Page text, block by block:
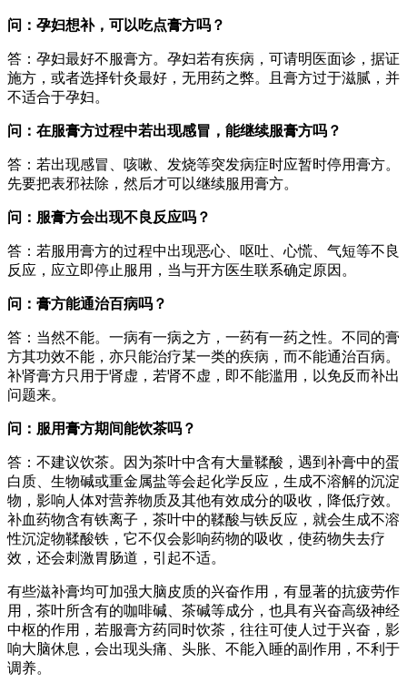
问：孕妇想补，可以吃点膏方吗？
答：孕妇最好不服膏方。孕妇若有疾病，可请明医面诊，据证
施方，或者选择针灸最好，无用药之弊。且膏方过于滋腻，并
不适合于孕妇。
问：在服膏方过程中若出现感冒，能继续服膏方吗？
答：若出现感冒、咳嗽、发烧等突发病症时应暂时停用膏方。
先要把表邪祛除，然后才可以继续服用膏方。
问：服膏方会出现不良反应吗？
答：若服用膏方的过程中出现恶心、呕吐、心慌、气短等不良
反应，应立即停止服用，当与开方医生联系确定原因。
问：膏方能通治百病吗？
答：当然不能。一病有一病之方，一药有一药之性。不同的膏
方其功效不能，亦只能治疗某一类的疾病，而不能通治百病。
补肾膏方只用于肾虚，若肾不虚，即不能滥用，以免反而补出
问题来。
问：服用膏方期间能饮茶吗？
答：不建议饮茶。因为茶叶中含有大量鞣酸，遇到补膏中的蛋
白质、生物碱或重金属盐等会起化学反应，生成不溶解的沉淀
物，影响人体对营养物质及其他有效成分的吸收，降低疗效。
补血药物含有铁离子，茶叶中的鞣酸与铁反应，就会生成不溶
性沉淀物鞣酸铁，它不仅会影响药物的吸收，使药物失去疗
效，还会刺激胃肠道，引起不适。
有些滋补膏均可加强大脑皮质的兴奋作用，有显著的抗疲劳作
用，茶叶所含有的咖啡碱、茶碱等成分，也具有兴奋高级神经
中枢的作用，若服膏方药同时饮茶，往往可使人过于兴奋，影
响大脑休息，会出现头痛、头胀、不能入睡的副作用，不利于
调养。